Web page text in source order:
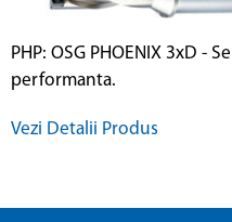
PHP: OSG PHOENIX 3xD -
performanta.
Vezi Detalii Produs